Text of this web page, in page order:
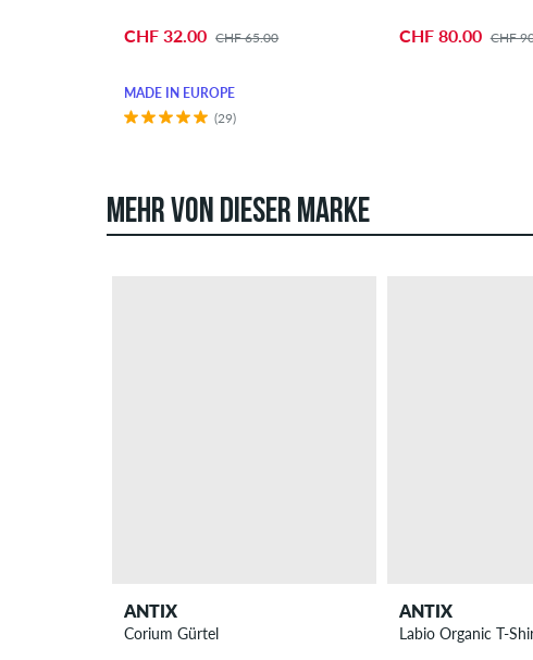
CHF 32.00 CHF 65.00
MADE IN EUROPE
(29)
CHF 80.00 CHF
MEHR VON DIESER MARKE
ANTIX
Corium Gürtel
ANTIX
Labio Organic T-